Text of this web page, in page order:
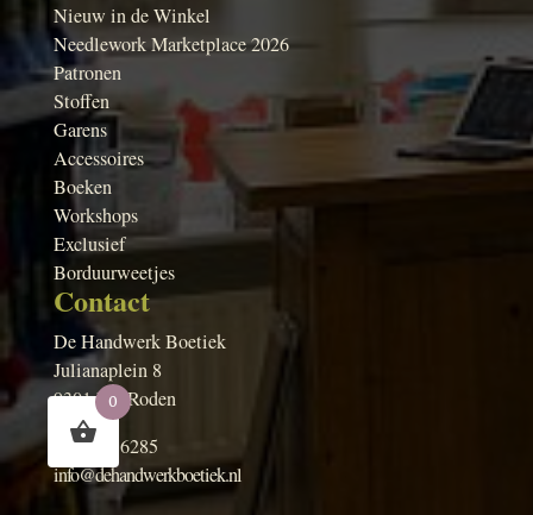
Nieuw in de Winkel
Needlework Marketplace 2026
Patronen
Stoffen
Garens
Accessoires
Boeken
Workshops
Exclusief
Borduurweetjes
Contact
De Handwerk Boetiek
Julianaplein 8
9301 LA Roden
050 50 16285
info@dehandwerkboetiek.nl
0